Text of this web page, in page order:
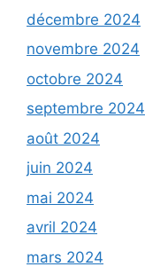
décembre 2024
novembre 2024
octobre 2024
septembre 2024
août 2024
juin 2024
mai 2024
avril 2024
mars 2024